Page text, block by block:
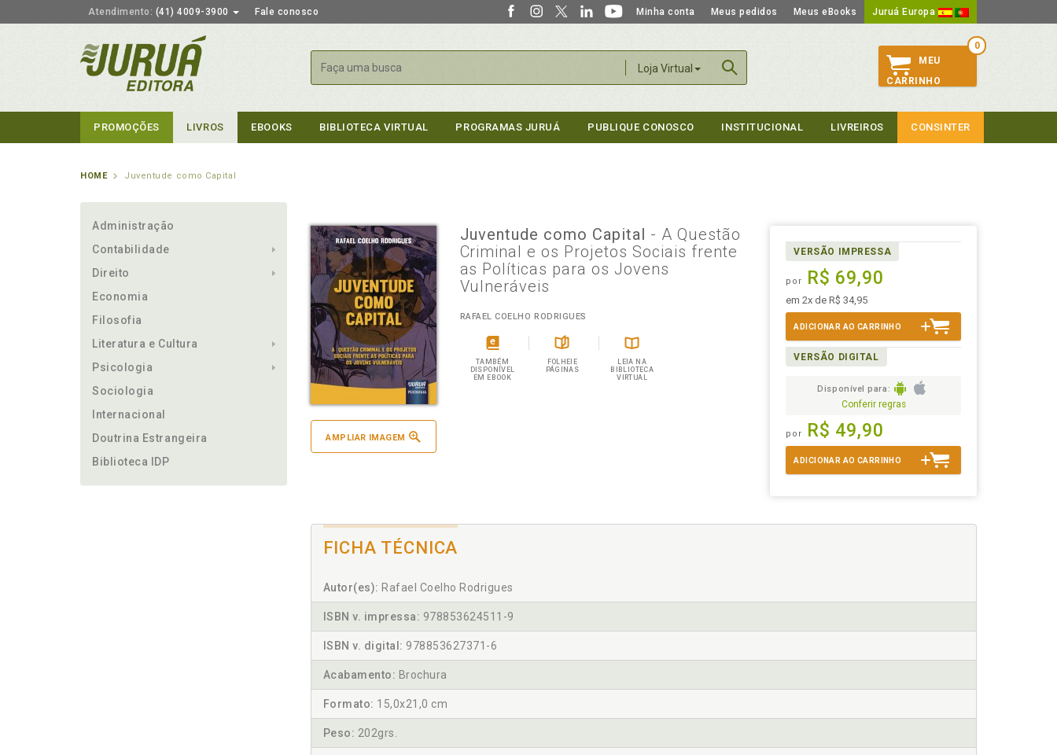
Atendimento: (41) 4009-3900 Fale conosco Minha conta Meus pedidos Meus eBooks Juruá Europa
Loja Virtual
Buscar
0
MEU
CARRINHO
PROMOÇÕES LIVROS EBOOKS BIBLIOTECA VIRTUAL PROGRAMAS JURUÁ PUBLIQUE CONOSCO INSTITUCIONAL LIVREIROS CONSINTER
HOME Juventude como Capital
Administração
Contabilidade
Direito
Economia
Filosofia
Literatura e Cultura
Psicologia
Sociologia
Internacional
Doutrina Estrangeira
Biblioteca IDP
AMPLIAR IMAGEM
Juventude como Capital - A Questão
Criminal e os Projetos Sociais frente
as Políticas para os Jovens
Vulneráveis
RAFAEL COELHO RODRIGUES
TAMBÉM
DISPONÍVEL
EM EBOOK
FOLHEIE
PÁGINAS
LEIA NA
BIBLIOTECA
VIRTUAL
VERSÃO IMPRESSA
por R$ 69,90
em 2x de R$ 34,95
ADICIONAR AO CARRINHO
VERSÃO DIGITAL
Disponível para:
Conferir regras
por R$ 49,90
ADICIONAR AO CARRINHO
FICHA TÉCNICA
Autor(es): Rafael Coelho Rodrigues
ISBN v. impressa: 978853624511-9
ISBN v. digital: 978853627371-6
Acabamento: Brochura
Formato: 15,0x21,0 cm
Peso: 202grs.